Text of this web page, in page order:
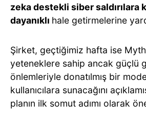
zeka destekli siber saldırılara
dayanıklı hale getirmelerine
Şirket, geçtiğimiz hafta ise
yeteneklere sahip ancak güçlü
önlemleriyle donatılmış bir
kullanıcılara sunacağını
planın ilk somut adımı olarak